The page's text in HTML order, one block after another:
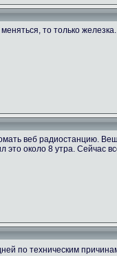
то только
веб радиостанцию.
это около 8 утра. Сейчас
по техническим